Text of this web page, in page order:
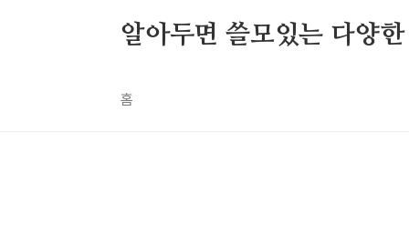
알아두면 쓸모있는 다양
홈